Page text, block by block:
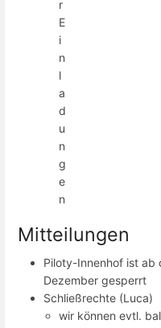
r
E
i
n
l
a
d
u
n
g
e
n
Mitteilungen
Piloty-Innenhof ist ab
Dezember gesperrt
Schließrechte (Luca)
wir können evtl.